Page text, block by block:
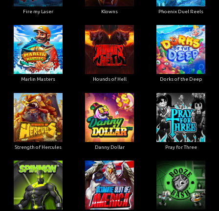
Fire my Laser Klowns Phoenix Duel Reels
Marlin Masters Hounds of Hell Dorks of the Deep
Strength of Hercules Danny Dollar Pray for Three